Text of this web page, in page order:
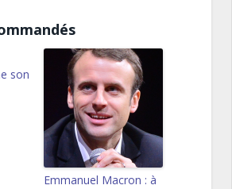
son
Emmanuel Macron : à